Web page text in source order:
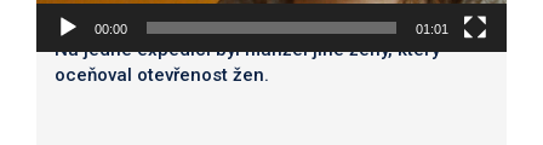
00:00 01:01
Na jedné expedici byl manžel jiné ženy, který
oceňoval otevřenost žen.